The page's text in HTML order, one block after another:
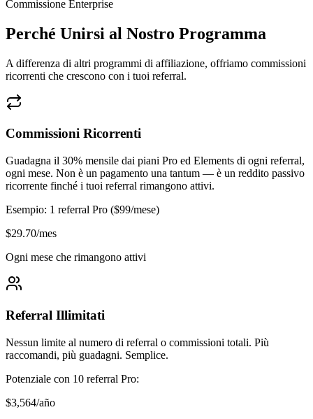
Commissione Enterprise
Perché Unirsi al Nostro Programma
A differenza di altri programmi di affiliazione, offriamo commissioni
ricorrenti che crescono con i tuoi referral.
Commissioni Ricorrenti
Guadagna il 30% mensile dai piani Pro ed Elements di ogni referral,
ogni mese. Non è un pagamento una tantum — è un reddito passivo
ricorrente finché i tuoi referral rimangono attivi.
Esempio: 1 referral Pro ($99/mese)
$29.70/mes
Ogni mese che rimangono attivi
Referral Illimitati
Nessun limite al numero di referral o commissioni totali. Più
raccomandi, più guadagni. Semplice.
Potenziale con 10 referral Pro:
$3,564/año